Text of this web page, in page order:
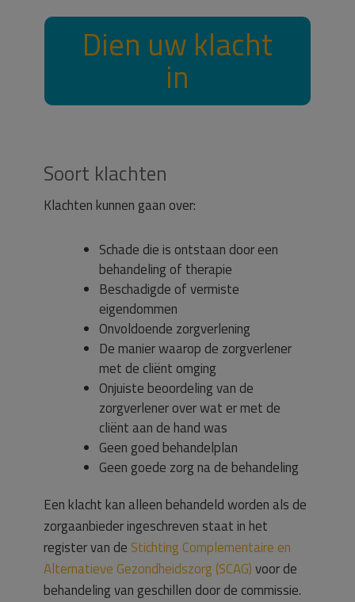
Dien uw klacht
in
Soort klachten
Klachten kunnen gaan over:
Schade die is ontstaan door een
behandeling of therapie
Beschadigde of vermiste
eigendommen
Onvoldoende zorgverlening
De manier waarop de zorgverlener
met de cliënt omging
Onjuiste beoordeling van de
zorgverlener over wat er met de
cliënt aan de hand was
Geen goed behandelplan
Geen goede zorg na de behandeling
Een klacht kan alleen behandeld worden als de
zorgaanbieder ingeschreven staat in het
register van de Stichting Complementaire en
Alternatieve Gezondheidszorg (SCAG)voor de
behandeling van geschillen door de commissie.